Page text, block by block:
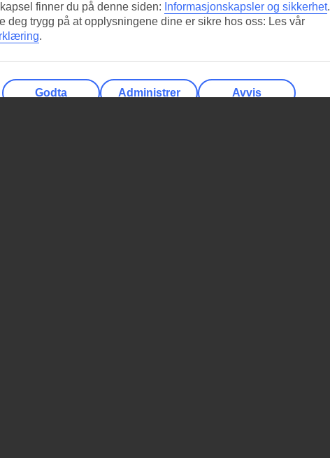
finner du på denne siden: Informasjonskapsler og sikkerhet.
deg trygg på at opplysningene dine er sikre hos oss: Les vår
.
Godta Administrer Avvis